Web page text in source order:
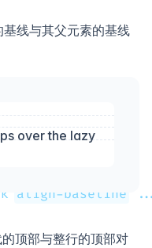
基线与其父元素的基线
over the lazy
align-baseline
顶部与整行的顶部对